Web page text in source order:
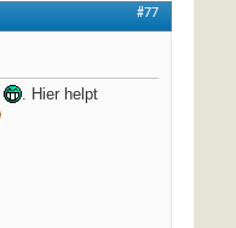
#77
. Hier helpt